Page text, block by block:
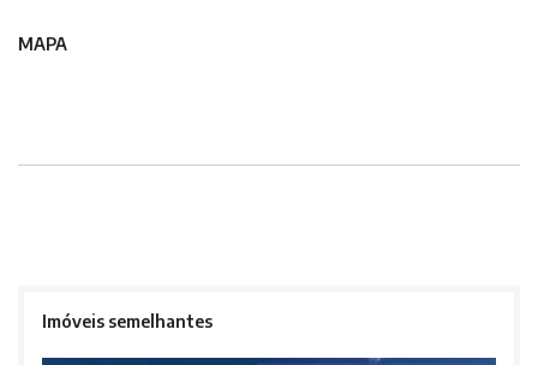
MAPA
Imóveis semelhantes